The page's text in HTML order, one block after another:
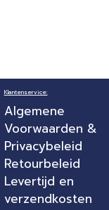
Klantenservice:
Algemene
Voorwaarden &
Privacybeleid
Retourbeleid
Levertijd en
verzendkosten